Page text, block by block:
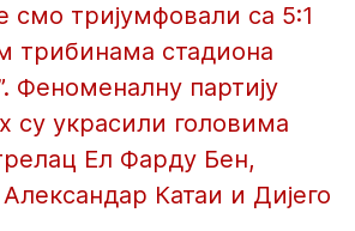
смо тријумфовали са 5:1
трибинама стадиона
Феноменалну партију
су украсили головима
Ел Фарду Бен,
Катаи и Дијего